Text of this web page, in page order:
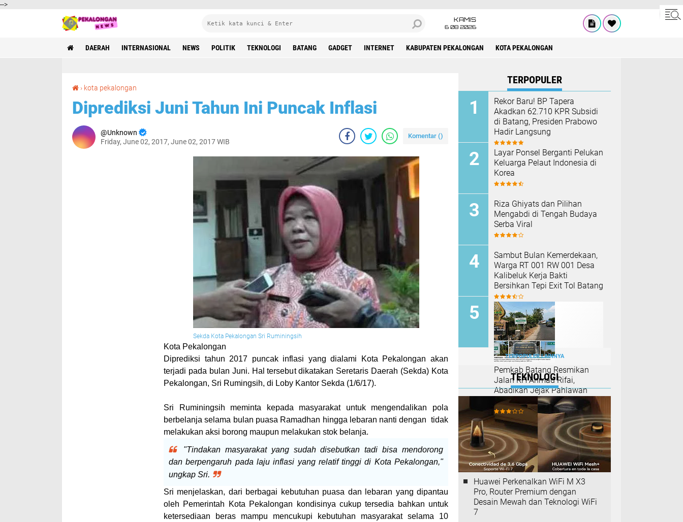
-->
KAMIS
6 08 2026
DAERAH INTERNASIONAL NEWS POLITIK TEKNOLOGI BATANG GADGET INTERNET KABUPATEN PEKALONGAN KOTA PEKALONGAN
› kota pekalongan
Diprediksi Juni Tahun Ini Puncak Inflasi
Unknown
Friday, June 02, 2017, June 02, 2017 WIB
Komentar ()
Sekda Kota Pekalongan Sri Ruminingsih
Kota Pekalongan
Diprediksi tahun 2017 puncak inflasi yang dialami Kota Pekalongan akan
terjadi pada bulan Juni. Hal tersebut dikatakan Seretaris Daerah (Sekda) Kota
Pekalongan, Sri Rumingsih, di Loby Kantor Sekda (1/6/17).
Sri Ruminingsih meminta kepada masyarakat untuk mengendalikan pola
berbelanja selama bulan puasa Ramadhan hingga lebaran nanti dengan tidak
melakukan aksi borong maupun melakukan stok belanja.
"Tindakan masyarakat yang sudah disebutkan tadi bisa mendorong
danberpengaruh pada laju inflasi yang relatif tinggi di Kota Pekalongan,"
ungkap Sri.
Sri menjelaskan, dari berbagai kebutuhan puasa dan lebaran yang dipantau
oleh Pemerintah Kota Pekalongan kondisinya cukup tersedia
bahkan untuk
ketersediaan beras mampu mencukupi kebutuhan masyarakat selama 10
TERPOPULER
Rekor Baru! BP Tapera
Akadkan 62.710 KPR Subsidi
di Batang, Presiden Prabowo
Hadir Langsung
Layar Ponsel Berganti Pelukan
Keluarga Pelaut Indonesia di
Korea
Riza Ghiyats dan Pilihan
Mengabdi di Tengah Budaya
Serba Viral
Sambut Bulan Kemerdekaan,
Warga RT 001 RW 001 Desa
Kalibeluk Kerja Bakti
Bersihkan Tepi Exit Tol Batang
Pemkab Batang Resmikan
Jalan KH Ahmad Rifai,
Abadikan Jejak Pahlawan
Nasional
TERPOPULER LAINNYA
TEKNOLOGI
Huawei Perkenalkan WiFi M X3
Pro, Router Premium dengan
Desain Mewah dan Teknologi WiFi
7